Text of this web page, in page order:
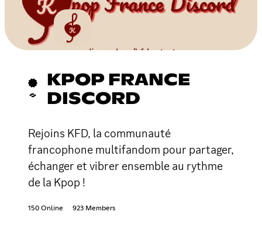
KPOP FRANCE
DISCORD
Rejoins KFD, la communauté
francophone multifandom pour partager,
échanger et vibrer ensemble au rythme
de la Kpop !
150 Online 923 Members